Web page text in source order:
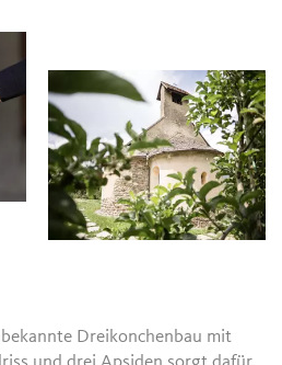
Dreikonchenbau mit